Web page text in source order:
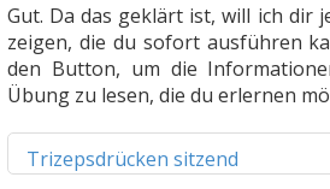
Gut. Da das geklärt ist, will ich dir
zeigen, die du sofort ausführen
den Button, um die
Übung zu lesen, die du erlernen
Trizepsdrücken sitzend